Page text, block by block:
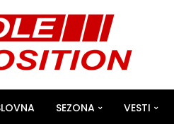
SEZONA VESTI